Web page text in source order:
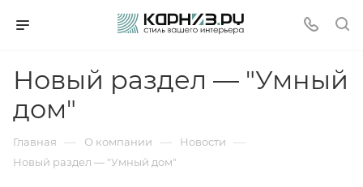
Новый раздел — "Умный
дом"
Главная — О компании — Новости —
Новый раздел — "Умный дом"